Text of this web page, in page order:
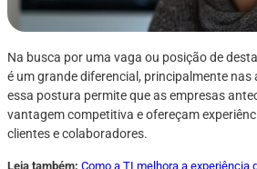
Na busca por uma vaga ou posição de
é um grande diferencial, principalmente nas
essa postura permite que as empresas
vantagem competitiva e ofereçam
clientes e colaboradores.
Leia também: Como a TI melhora a